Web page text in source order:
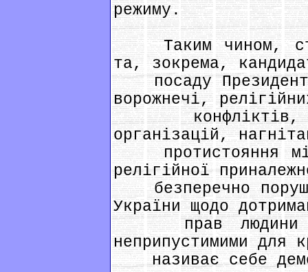
режиму.
Таким чином,
та, зокрема,
посаду Президента
ворожнечі,
конфліктів,
організацій,
протистояння між
релігійної
безперечно
України щодо
прав людини
неприпустимими для
називає себе